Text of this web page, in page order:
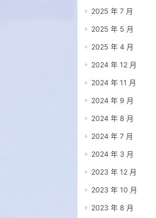
2025 年 7 月
2025 年 5 月
2025 年 4 月
2024 年 12 月
2024 年 11 月
2024 年 9 月
2024 年 8 月
2024 年 7 月
2024 年 3 月
2023 年 12 月
2023 年 10 月
2023 年 8 月